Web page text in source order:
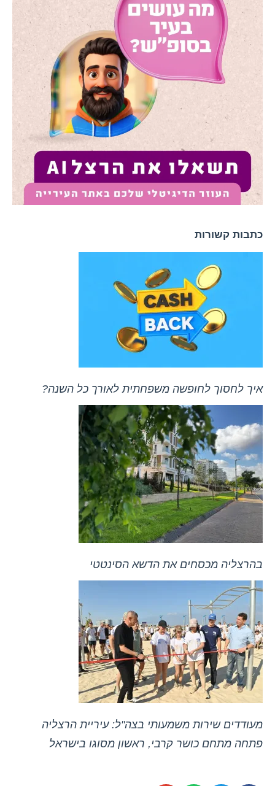
כתבות קשורות
איך לחסוך לחופשה משפחתית לאורך כל השנה?
בהרצליה מכסחים את הדשא הסינטטי
מעודדים שירות משמעותי בצה"ל: עיריית הרצליה
פתחה מתחם כושר קרבי, ראשון מסוגו בישראל